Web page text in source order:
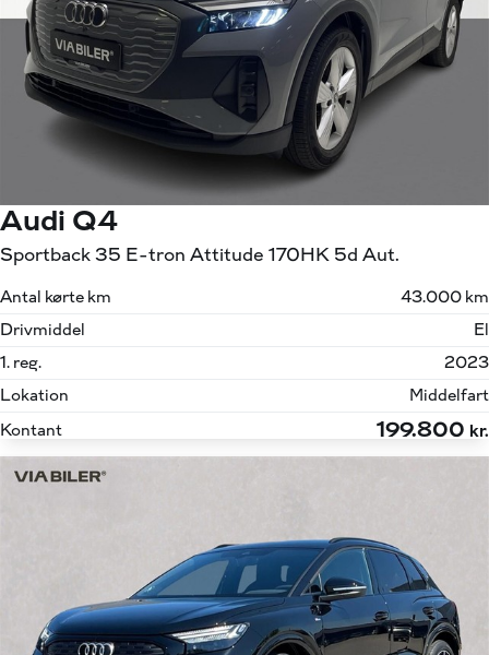
Audi Q4
Sportback 35 E-tron Attitude 170HK 5d Aut.
Antal kørte km
43.000 km
Drivmiddel
El
1. reg.
2023
Lokation
Middelfart
Kontant
199.800 kr.